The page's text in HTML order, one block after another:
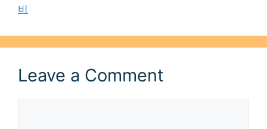
비
Leave a Comment